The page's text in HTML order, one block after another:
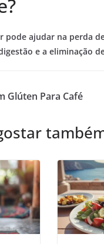
pode ajudar na perda
e a eliminação
Glúten Para Café